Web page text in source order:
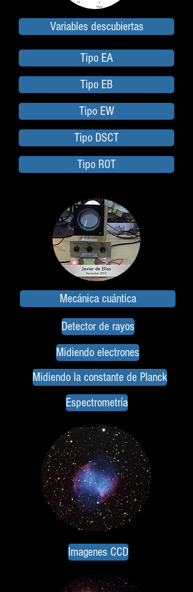
Variables descubiertas
Tipo EA
Tipo EB
Tipo EW
Tipo DSCT
Tipo ROT
Mecánica cuántica
Detector de rayos
Midiendo electrones
Midiendo la constante de Planck
Espectrometría
Imagenes CCD